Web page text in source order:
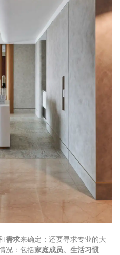
需求来确定；还要寻求专业的大
况：包括家庭成员、生活习惯